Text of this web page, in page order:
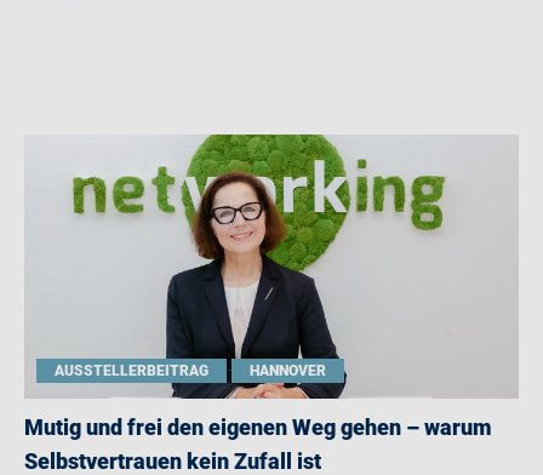
AUSSTELLERBEITRAG HANNOVER
Mutig und frei den eigenen Weg gehen – warum
Selbstvertrauen kein Zufall ist